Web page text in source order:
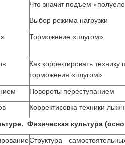
Что значит подъем
Выбор режима нагрузки
Торможение «плугом»
Как корректировать
торможения «плугом»
Повороты переступанием
Корректировка техники
Физическая культура
Структура